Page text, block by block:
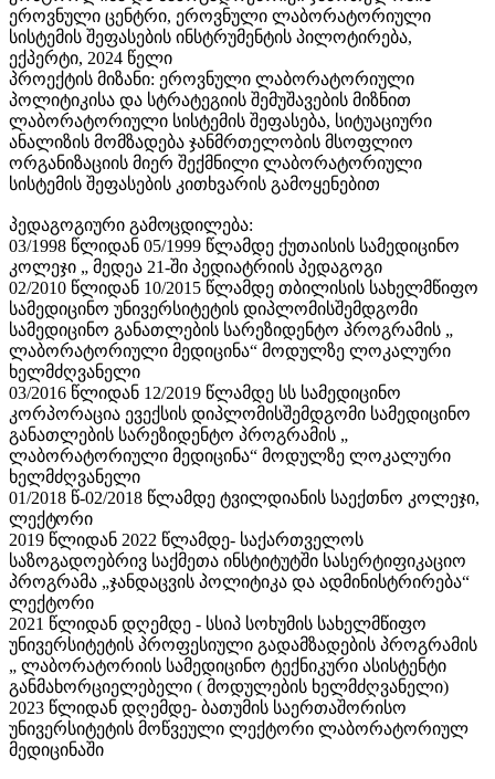
ეროვნული ცენტრი, ეროვნული ლაბორატორიული
სისტემის შეფასების ინსტრუმენტის პილოტირება,
ექპერტი, 2024 წელი
პროექტის მიზანი: ეროვნული ლაბორატორიული
პოლიტიკისა და სტრატეგიის შემუშავების მიზნით
ლაბორატორიული სისტემის შეფასება, სიტუაციური
ანალიზის მომზადება ჯანმრთელობის მსოფლიო
ორგანიზაციის მიერ შექმნილი ლაბორატორიული
სისტემის შეფასების კითხვარის გამოყენებით
პედაგოგიური გამოცდილება:
03/1998 წლიდან 05/1999 წლამდე ქუთაისის სამედიცინო
კოლეჯი „ მედეა 21-ში პედიატრიის პედაგოგი
02/2010 წლიდან 10/2015 წლამდე თბილისის სახელმწიფო
სამედიცინო უნივერსიტეტის დიპლომისშემდგომი
სამედიცინო განათლების სარეზიდენტო პროგრამის „
ლაბორატორიული მედიცინა“ მოდულზე ლოკალური
ხელმძღვანელი
03/2016 წლიდან 12/2019 წლამდე სს სამედიცინო
კორპორაცია ევექსის დიპლომისშემდგომი სამედიცინო
განათლების სარეზიდენტო პროგრამის „
ლაბორატორიული მედიცინა“ მოდულზე ლოკალური
ხელმძღვანელი
01/2018 წ-02/2018 წლამდე ტვილდიანის საექთნო კოლეჯი,
ლექტორი
2019 წლიდან 2022 წლამდე- საქართველოს
საზოგადოებრივ საქმეთა ინსტიტუტში სასერტიფიკაციო
პროგრამა „ჯანდაცვის პოლიტიკა და ადმინისტრირება“
ლექტორი
2021 წლიდან დღემდე - სსიპ სოხუმის სახელმწიფო
უნივერსიტეტის პროფესიული გადამზადების პროგრამის
„ ლაბორატორიის სამედიცინო ტექნიკური ასისტენტი
განმახორციელებელი ( მოდულების ხელმძღვანელი)
2023 წლიდან დღემდე- ბათუმის საერთაშორისო
უნივერსიტეტის მოწვეული ლექტორი ლაბორატორიულ
მედიცინაში